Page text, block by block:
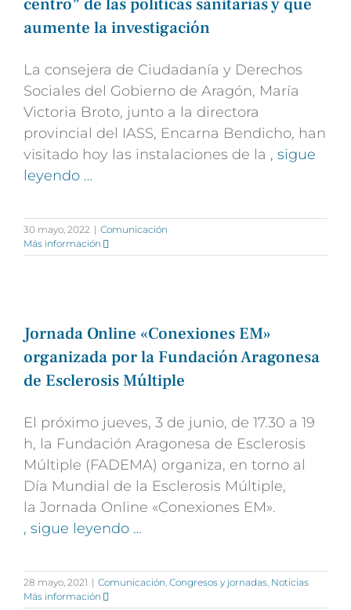
centro” de las políticas sanitarias y que
aumente la investigación
La consejera de Ciudadanía y Derechos
Sociales del Gobierno de Aragón, María
Victoria Broto, junto a la directora
provincial del IASS, Encarna Bendicho, han
visitado hoy las instalaciones de la , sigue
leyendo …
30 mayo, 2022 | Comunicación
Más información
Jornada Online «Conexiones EM»
organizada por la Fundación Aragonesa
de Esclerosis Múltiple
El próximo jueves, 3 de junio, de 17.30 a 19
h, la Fundación Aragonesa de Esclerosis
Múltiple (FADEMA) organiza, en torno al
Día Mundial de la Esclerosis Múltiple,
la Jornada Online «Conexiones EM».
, sigue leyendo …
28 mayo, 2021 | Comunicación, Congresos y jornadas, Noticias
Más información